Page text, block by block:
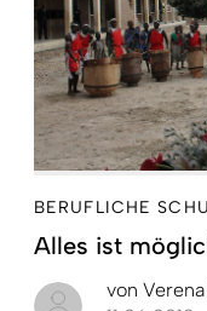
BERUFLICHE
Alles ist
von